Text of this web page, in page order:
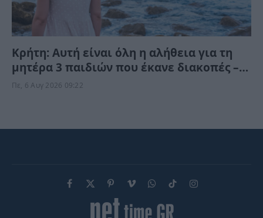
Κρήτη: Αυτή είναι όλη η αλήθεια για τη
μητέρα 3 παιδιών που έκανε διακοπές –
Έτσι έχασε τη ζωή της
Πε, 6 Αυγ 2026 09:22
Facebook
X
(Twitter)
PinterestVimeoWhatsApp
TikTokInstagram